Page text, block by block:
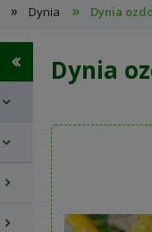
» Dynia » Dynia
Dynia